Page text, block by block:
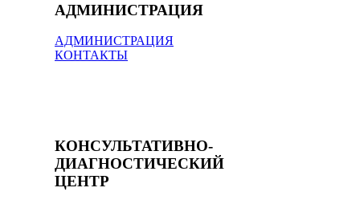
АДМИНИСТРАЦИЯ
АДМИНИСТРАЦИЯ
КОНТАКТЫ
КОНСУЛЬТАТИВНО-
ДИАГНОСТИЧЕСКИЙ
ЦЕНТР